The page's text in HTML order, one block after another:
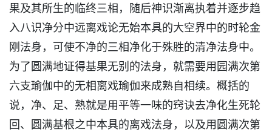
果及其所生的临终三相，随后神识渐离执着并逐步趋
入八识净分中远离戏论无始本具的大空界中的时轮金
刚法身，可使不净的三相净化于殊胜的清净法身中。
为了圆满地证得基果无别的法身，就需要用园满次第
六支瑜伽中的无相离戏瑜伽来成熟自相续。概括的
说，净、足、熟就是用平等一味的窍诀去净化生死轮
回、圆满基根之中本具的离戏法身，以及用圆满次第